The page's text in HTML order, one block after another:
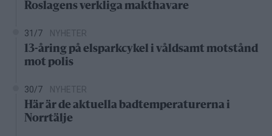
Roslagens verkliga makthavare
31/7 NYHETER
13-åring på elsparkcykel i våldsamt motstånd
mot polis
30/7 NYHETER
Här är de aktuella badtemperaturerna i
Norrtälje